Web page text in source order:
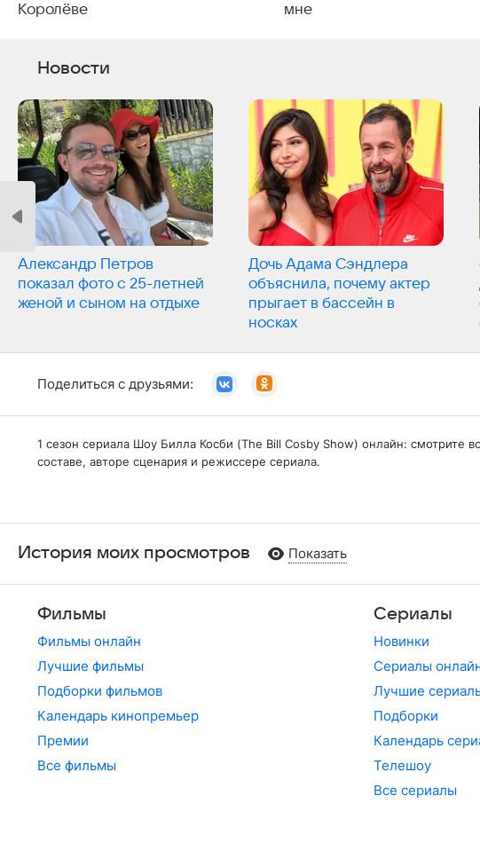
Королёве
мне
Новости
Александр Петров
показал фото с 25-летней
женой и сыном на отдыхе
Дочь Адама Сэндлера
объяснила, почему актер
прыгает в бассейн в
носках
Поделиться с друзьями:
1 сезон сериала Шоу Билла Косби (The Bill Cosby Show) онлайн:
составе, авторе сценария и режиссере сериала.
История моих просмотров Показать
Фильмы
Фильмы онлайн
Лучшие фильмы
Подборки фильмов
Календарь кинопремьер
Премии
Все фильмы
Сериалы
Новинки
Сериалы
Лучшие
Подборки
Календарь
Телешоу
Все сериалы